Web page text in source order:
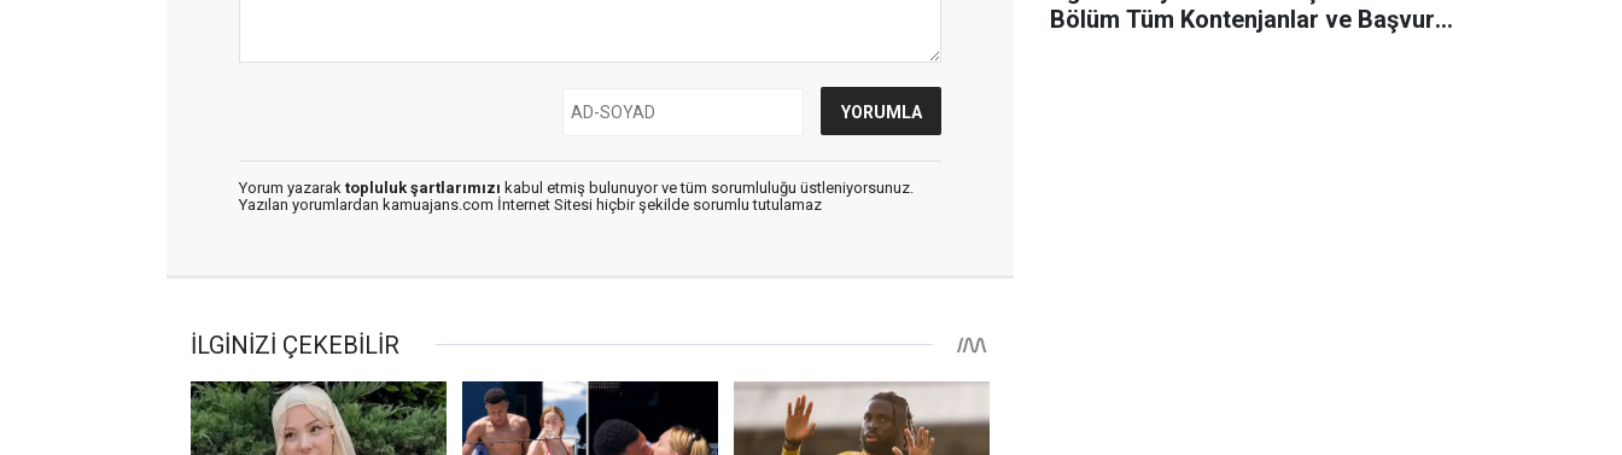
Yorum yazarak topluluk şartlarımızı kabul etmiş bulunuyor ve tüm sorumluluğu üstleniyorsunuz.
Yazılan yorumlardan kamuajans.com İnternet Sitesi hiçbir şekilde sorumlu tutulamaz
Bölüm Tüm Kontenjanlar ve Başvuru